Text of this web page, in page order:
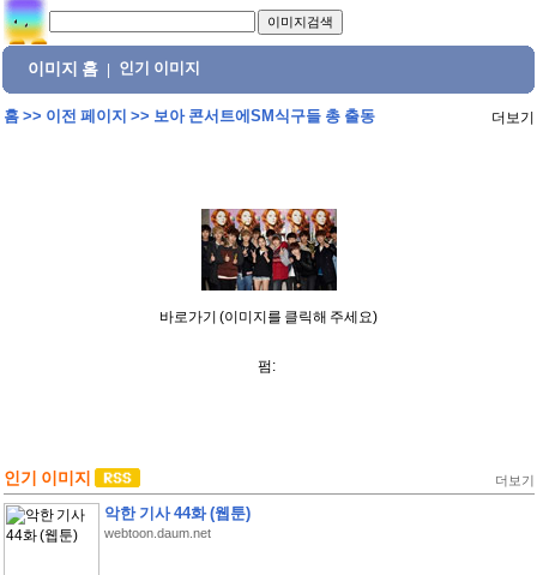
이미지 홈 인기 이미지
홈>> 이전 페이지 >> 보아 콘서트에SM식구들 총 출동 더보기
바로가기 (이미지를 클릭해 주세요)
펌:
인기 이미지 더보기
악한 기사 44화 (웹툰)
webtoon.daum.net